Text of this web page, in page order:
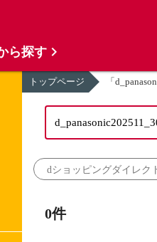
トップページ 「
dショッピングダイレク
0件
ら探す